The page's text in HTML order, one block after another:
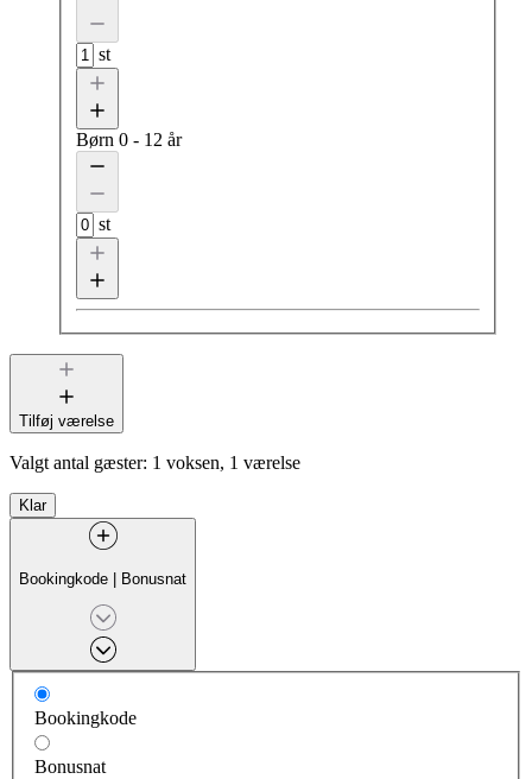
st
Børn 0 - 12 år
st
Tilføj værelse
Valgt antal gæster: 1 voksen, 1 værelse
Klar
Bookingkode | Bonusnat
Bookingkode
Bonusnat